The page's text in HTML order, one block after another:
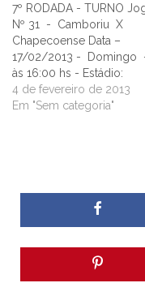
7º RODADA - TURNO
Nº 31 - Camboriu X
Chapecoense Data –
17/02/2013 - Domingo
às 16:00 hs - Estádio:
Roberto Santos Garcia –
Camboriu Arbitro:
4 de fevereiro de 2013
Em "Sem categoria"